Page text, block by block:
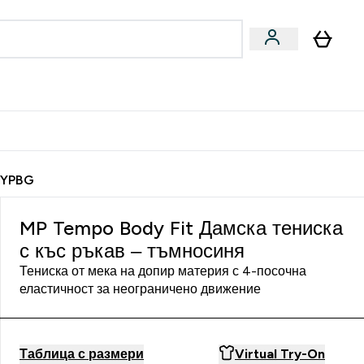
MP Tempo Body Fit Дамска тениска
с къс ръкав – тъмносиня
Тениска от мека на допир материя с 4-посочна
еластичност за неограничено движение
Таблица с размери Virtual Try-On